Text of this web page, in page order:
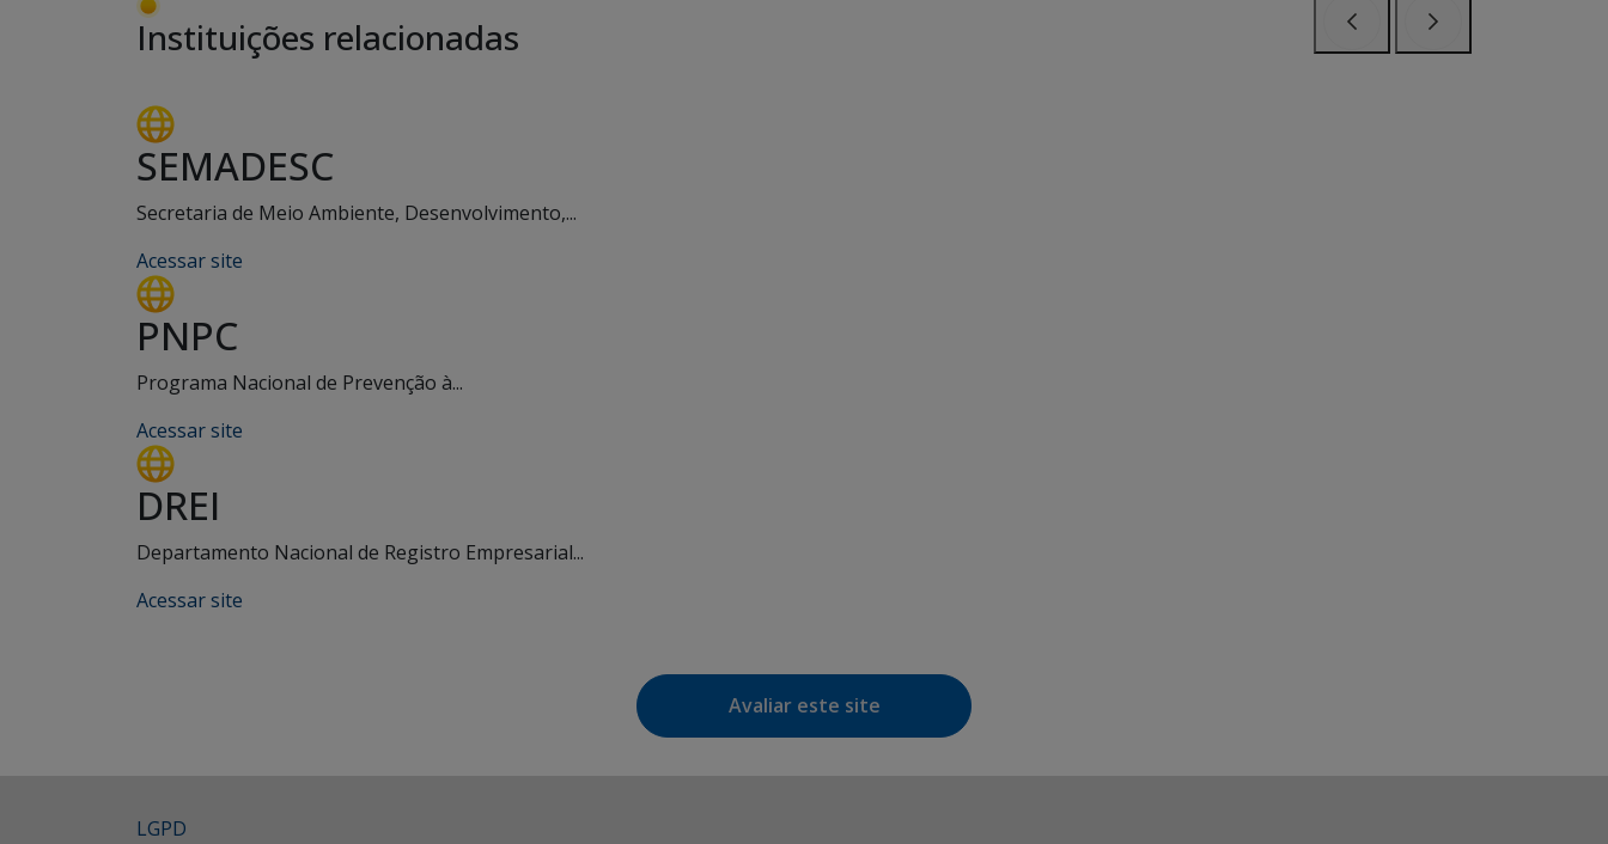
Instituições relacionadas
SEMADESC
Secretaria de Meio Ambiente, Desenvolvimento,...
Acessar site
PNPC
Programa Nacional de Prevenção à...
Acessar site
DREI
Departamento Nacional de Registro Empresarial...
Acessar site
Avaliar este site
LGPD